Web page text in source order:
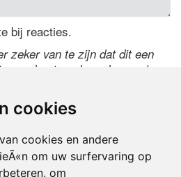
cookies
cookies en andere
om uw surfervaring op
om
bij reacties.
zeker van te zijn dat dit een
onderstaande code over in